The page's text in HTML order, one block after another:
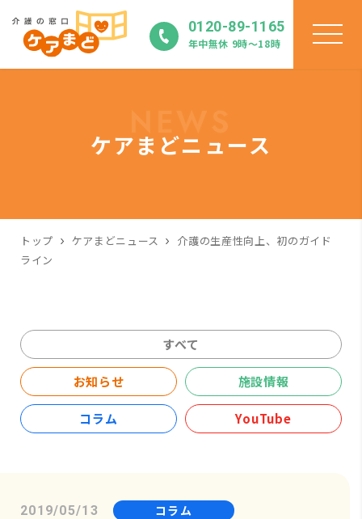
0120-89-1165
年中無休 9時〜18時
ケアまどニュース
トップ ケアまどニュース
介護の生産性向上、初のガイド
ライン
すべて
お知らせ 施設情報
コラム YouTube
2019/05/13 コラム